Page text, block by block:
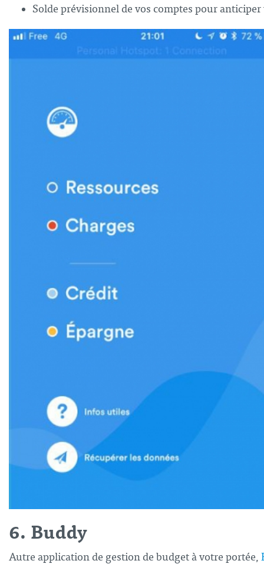
Solde prévisionnel de vos comptes pour
6. Buddy
Autre application de gestion de budget à votre portée,